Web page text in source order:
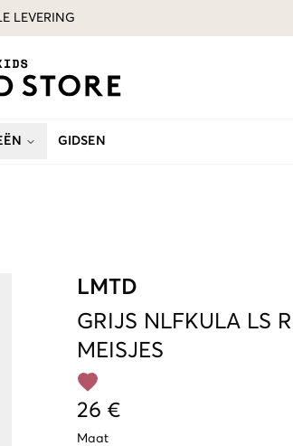
LEVERING
GIDSEN
LMTD
GRIJS NLFKULA LS
MEISJES
26 €
Maat